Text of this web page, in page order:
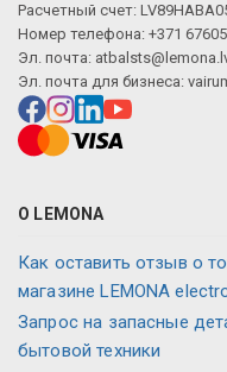
Расчетный счет:
Номер телефона: +371
Эл. почта:
Эл. почта для бизнеса:
О LEMONA
Как оставить отзыв о
магазине LEMONA
Запрос на запасные
бытовой техники